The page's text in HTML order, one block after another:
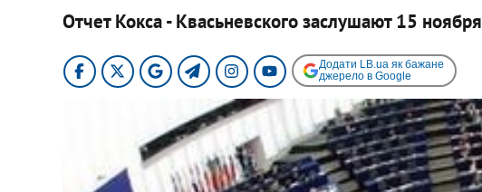
Отчет Кокса - Квасьневского заслушают 15 ноября
Додати LB.ua як бажане
джерело в Google